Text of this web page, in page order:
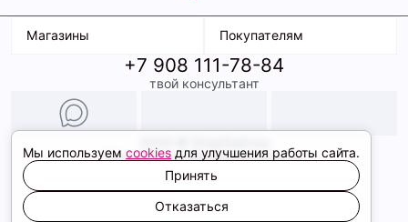
Магазины
ТК Терминал
ТРК Континент
Покупателям
Доставка
Условия оплаты
Образы
+7 908 111-78-84
твой консультант
Политика конфиденциальности
Соглашение cookie
Сайт создали
Мы используем cookies для улучшения работы сайта.
Принять
Отказаться